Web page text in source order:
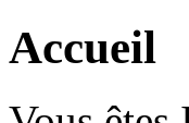
Accueil